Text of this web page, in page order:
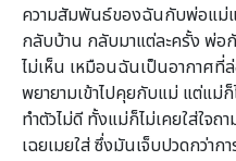
ความสัมพันธ์ของฉันกับพ่อแม่แ
กลับบ้าน กลับมาแต่ละครั้ง พ่อ
ไม่เห็น เหมือนฉันเป็นอากาศที่
พยายามเข้าไปคุยกับแม่ แต่แม่
ทำตัวไม่ดี ทั้งแม่ก็ไม่เคยใส่ใจถ
เฉยเมยใส่ ซึ่งมันเจ็บปวดกว่าก